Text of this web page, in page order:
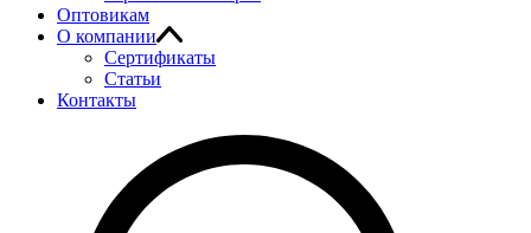
Оптовикам
О компании
Сертификаты
Статьи
Контакты